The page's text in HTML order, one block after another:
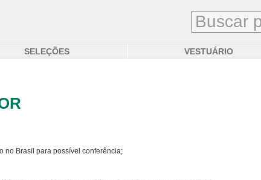
SELEÇÕES VESTUÁRIO
no Brasil para possível conferência;